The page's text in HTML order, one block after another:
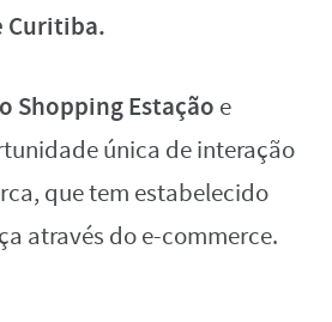
Curitiba.
Shopping Estação e
única de interação
que tem estabelecido
através do e-commerce.